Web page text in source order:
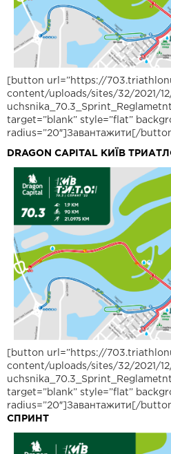
[button url=”https://
content/uploads/sites/32/2021/
target=”blank” style=”flat”
radius=”20″]Завантажити[/
DRAGON CAPITAL КИЇВ
[button url=”https://
content/uploads/sites/32/2021/
target=”blank” style=”flat”
radius=”20″]Завантажити[/
СПРИНТ